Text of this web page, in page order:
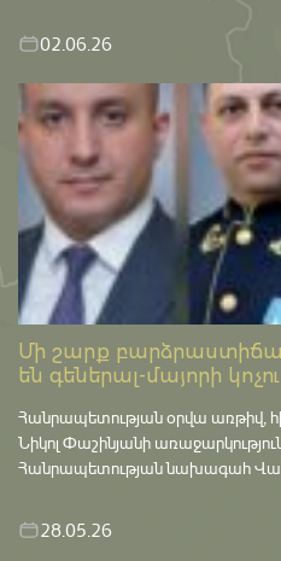
02.06.26
Մի շարք
են գեներալ-մայորի
Հանրապետության օրվա առթիվ,
Նիկոլ Փաշինյանի
Հանրապետության նախագահ
28.05.26